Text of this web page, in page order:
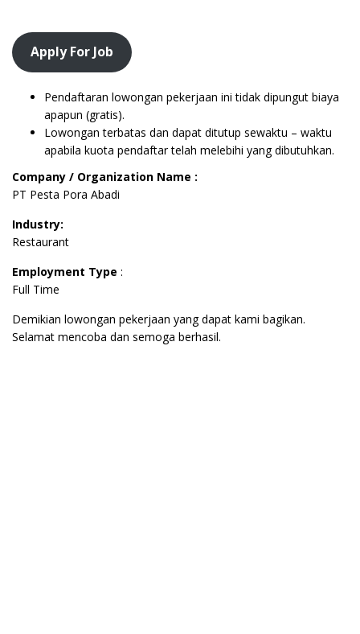
Apply For Job
Pendaftaran lowongan pekerjaan ini tidak dipungut biaya
apapun (gratis).
Lowongan terbatas dan dapat ditutup sewaktu – waktu
apabila kuota pendaftar telah melebihi yang dibutuhkan.
Company / Organization Name :
PT Pesta Pora Abadi
Industry:
Restaurant
Employment Type :
Full Time
Demikian lowongan pekerjaan yang dapat kami bagikan.
Selamat mencoba dan semoga berhasil.